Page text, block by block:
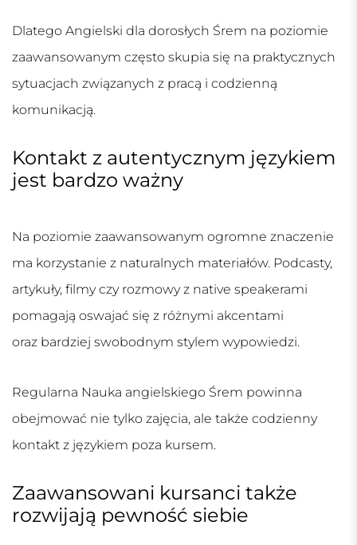
Dlatego Angielski dla dorosłych Śrem na poziomie
zaawansowanym często skupia się na praktycznych
sytuacjach związanych z pracą i codzienną
komunikacją.
Kontakt z autentycznym językiem
jest bardzo ważny
Na poziomie zaawansowanym ogromne znaczenie
ma korzystanie z naturalnych materiałów. Podcasty,
artykuły, filmy czy rozmowy z native speakerami
pomagają oswajać się z różnymi akcentami
oraz bardziej swobodnym stylem wypowiedzi.
Regularna Nauka angielskiego Śrem powinna
obejmować nie tylko zajęcia, ale także codzienny
kontakt z językiem poza kursem.
Zaawansowani kursanci także
rozwijają pewność siebie